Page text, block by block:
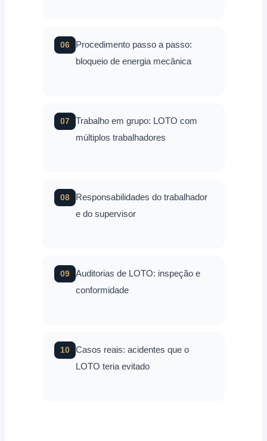
06
Procedimento passo a passo:
bloqueio de energia mecânica
07
Trabalho em grupo: LOTO com
múltiplos trabalhadores
08
Responsabilidades do trabalhador
e do supervisor
09
Auditorias de LOTO: inspeção e
conformidade
10
Casos reais: acidentes que o
LOTO teria evitado